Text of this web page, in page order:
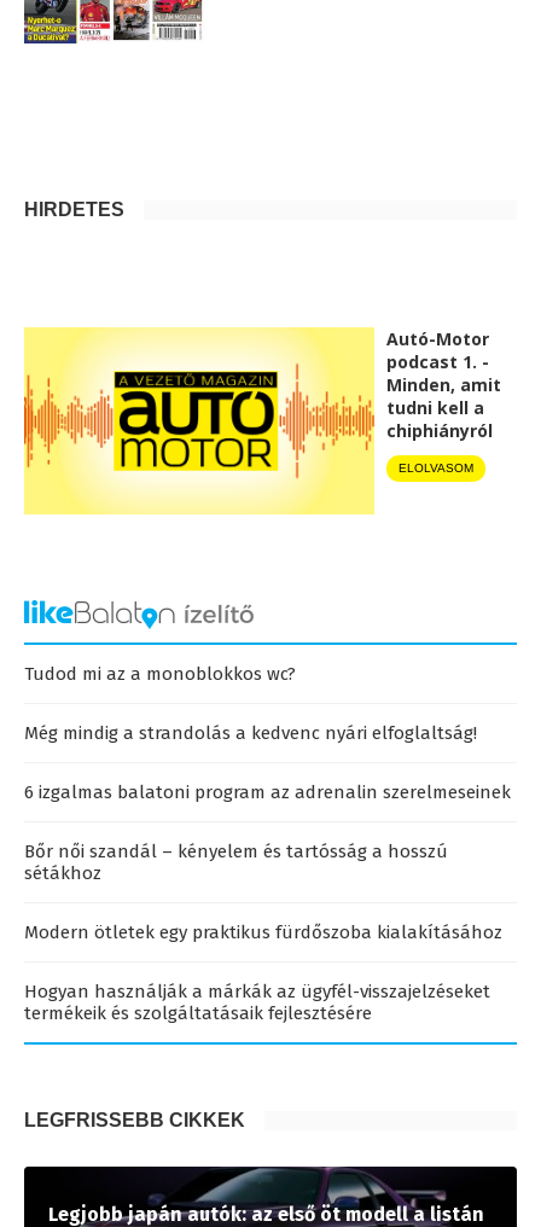
HIRDETÉS
Autó-Motor
podcast 1. -
Minden, amit
tudni kell a
chiphiányról
ELOLVASOM
Tudod mi az a monoblokkos wc?
Még mindig a strandolás a kedvenc nyári elfoglaltság!
6 izgalmas balatoni program az adrenalin szerelmeseinek
Bőr női szandál – kényelem és tartósság a hosszú
sétákhoz
Modern ötletek egy praktikus fürdőszoba kialakításához
Hogyan használják a márkák az ügyfél-visszajelzéseket
termékeik és szolgáltatásaik fejlesztésére
LEGFRISSEBB CIKKEK
Legjobb japán autók: az első öt modell a listán